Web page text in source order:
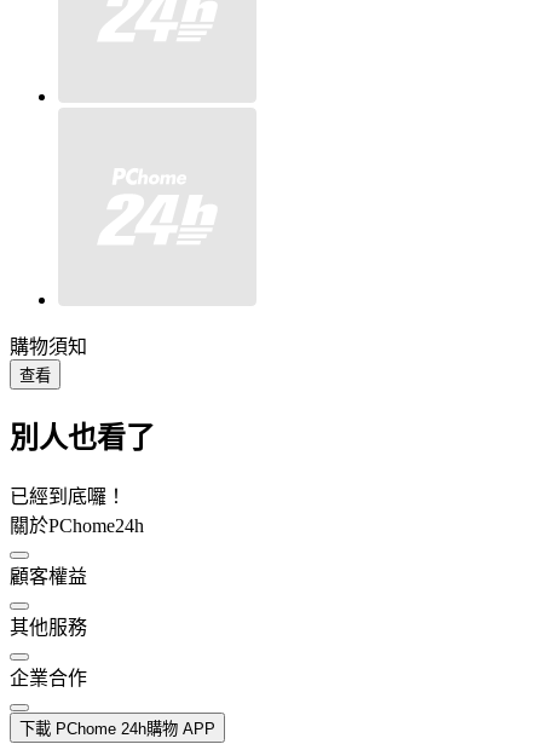
購物須知
查看
別人也看了
已經到底囉！
關於PChome24h
顧客權益
其他服務
企業合作
下載 PChome 24h購物 APP